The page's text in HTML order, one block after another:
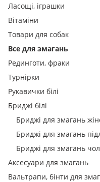
Ласощі, іграшки
Вітаміни
Товари для собак
Все для змагань
Рединготи, фраки
Турнірки
Рукавички білі
Бриджі білі
Бриджі для змагань
Бриджі для змагань
Бриджі для змагань
Аксесуари для змагань
Вальтрапи, бінти для